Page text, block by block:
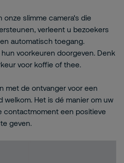
slimme camera's die
verleent u bezoekers
automatisch toegang.
voorkeuren doorgeven. Denk
voor koffie of thee.
met de ontvanger voor een
welkom. Het is dé manier om uw
contactmoment een positieve
geven.